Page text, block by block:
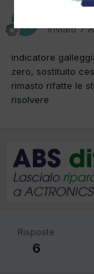
Inviato7
indicatore
zero, sostituito
rimasto rifatte le
risolvere
Risposte
6